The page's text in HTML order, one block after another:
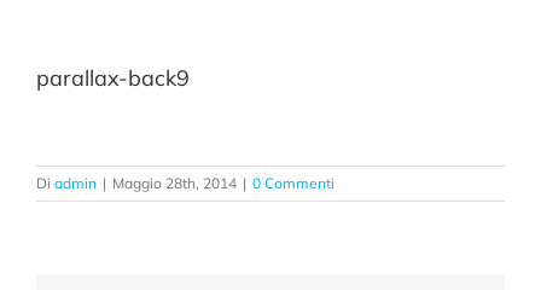
parallax-back9
Di admin | Maggio 28th, 2014 | 0 Commenti